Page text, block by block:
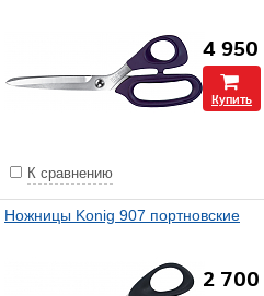
4 950
Купить
К сравнению
Ножницы Konig 907 портновские
2 700